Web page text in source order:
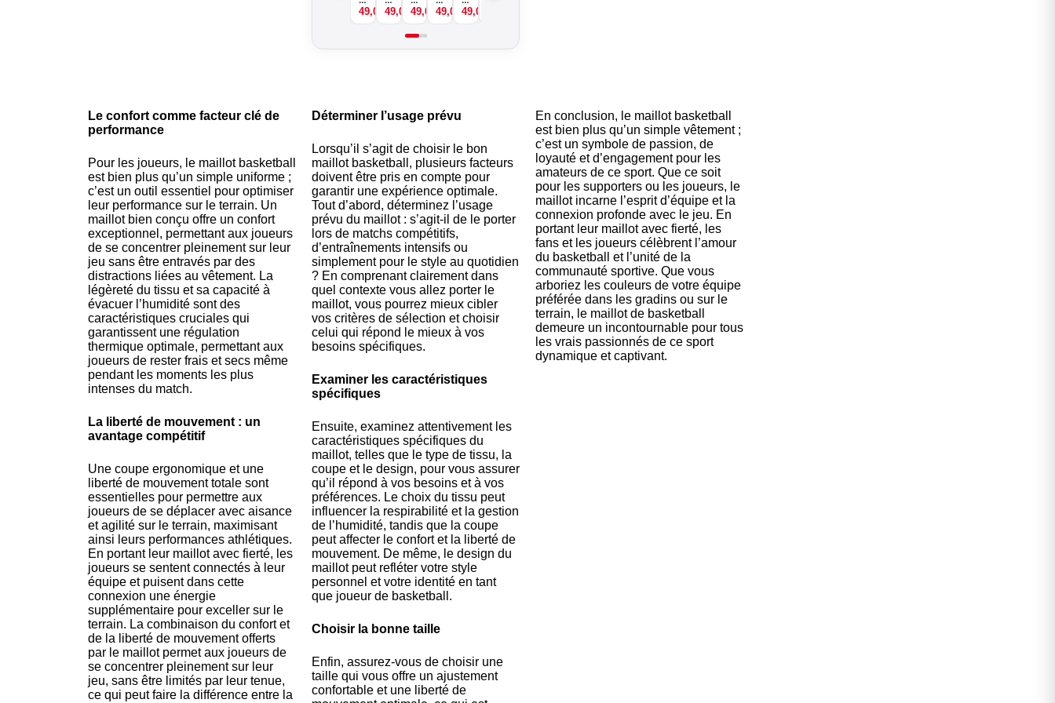
n
d
k
-
S
p
la
s
h
-
B
.E
A
S
E
49,00€VOIR →
n
d
k
-
G
ri
ff
e
-
B
.E
A
S
E
49,00€VOIR →
n
e
d
k
e
-
T
i
g
e
r
-
B
.E
A
S
E
49,00€VOIR →
n
d
k
-
C
la
w
-
B
.E
A
S
E
49,00€VOIR →
n
d
-
W
a
v
e
-
B
A
S
E
49,00
d
E
a
g
le
-
B
S
E
b
u
d
-
A
t
-
D
o
w
n
-
B
.E
A
S
E
t
-
P
a
t
h
-
B
.E
A
S
E
t
-
V
ic
e
-
B
.E
A
S
E
Le confort comme facteur clé de
performance
Pour les joueurs, le maillot basketball
est bien plus qu’un simple uniforme ;
c’est un outil essentiel pour optimiser
leur performance sur le terrain. Un
maillot bien conçu offre un confort
exceptionnel, permettant aux joueurs
de se concentrer pleinement sur leur
jeu sans être entravés par des
distractions liées au vêtement. La
légèreté du tissu et sa capacité à
évacuer l’humidité sont des
caractéristiques cruciales qui
garantissent une régulation
thermique optimale, permettant aux
joueurs de rester frais et secs même
pendant les moments les plus
intenses du match.
La liberté de mouvement : un
avantage compétitif
Une coupe ergonomique et une
liberté de mouvement totale sont
essentielles pour permettre aux
joueurs de se déplacer avec aisance
et agilité sur le terrain, maximisant
ainsi leurs performances athlétiques.
En portant leur maillot avec fierté, les
joueurs se sentent connectés à leur
équipe et puisent dans cette
connexion une énergie
supplémentaire pour exceller sur le
terrain. La combinaison du confort et
de la liberté de mouvement offerts
par le maillot permet aux joueurs de
se concentrer pleinement sur leur
jeu, sans être limités par leur tenue,
ce qui peut faire la différence entre la
Déterminer l’usage prévu
Lorsqu’il s’agit de choisir le bon
maillot basketball, plusieurs facteurs
doivent être pris en compte pour
garantir une expérience optimale.
Tout d’abord, déterminez l’usage
prévu du maillot : s’agit-il de le porter
lors de matchs compétitifs,
d’entraînements intensifs ou
simplement pour le style au quotidien
? En comprenant clairement dans
quel contexte vous allez porter le
maillot, vous pourrez mieux cibler
vos critères de sélection et choisir
celui qui répond le mieux à vos
besoins spécifiques.
Examiner les caractéristiques
spécifiques
Ensuite, examinez attentivement les
caractéristiques spécifiques du
maillot, telles que le type de tissu, la
coupe et le design, pour vous assurer
qu’il répond à vos besoins et à vos
préférences. Le choix du tissu peut
influencer la respirabilité et la gestion
de l’humidité, tandis que la coupe
peut affecter le confort et la liberté de
mouvement. De même, le design du
maillot peut refléter votre style
personnel et votre identité en tant
que joueur de basketball.
Choisir la bonne taille
Enfin, assurez-vous de choisir une
taille qui vous offre un ajustement
confortable et une liberté de
En conclusion, le maillot basketball
est bien plus qu’un simple vêtement ;
c’est un symbole de passion, de
loyauté et d’engagement pour les
amateurs de ce sport. Que ce soit
pour les supporters ou les joueurs, le
maillot incarne l’esprit d’équipe et la
connexion profonde avec le jeu. En
portant leur maillot avec fierté, les
fans et les joueurs célèbrent l’amour
du basketball et l’unité de la
communauté sportive. Que vous
arboriez les couleurs de votre équipe
préférée dans les gradins ou sur le
terrain, le maillot de basketball
demeure un incontournable pour tous
les vrais passionnés de ce sport
dynamique et captivant.